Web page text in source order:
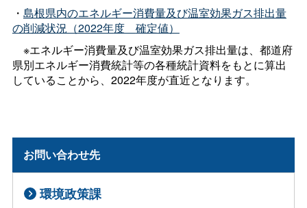
・ 島根県内のエネルギー消費量及び温室効果ガス排出量
の削減状況（2022年度 確定値）
※エネルギー消費量及び温室効果ガス排出量は、都道府
県別エネルギー消費統計等の各種統計資料をもとに算出
していることから、2022年度が直近となります。
お問い合わせ先
環境政策課